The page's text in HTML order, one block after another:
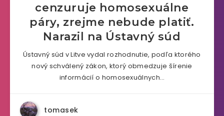
cenzuruje homosexuálne
páry, zrejme nebude platiť.
Narazil na Ústavný súd
Ústavný súd v Litve vydal rozhodnutie, podľa ktorého
nový schválený zákon, ktorý obmedzuje šírenie
informácií o homosexuálnych…
tomasek